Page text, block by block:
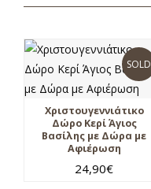
SOLD
Χριστουγεννιάτικο
Δώρο Κερί Άγιος
Βασίλης με Δώρα με
Αφιέρωση
24,90€